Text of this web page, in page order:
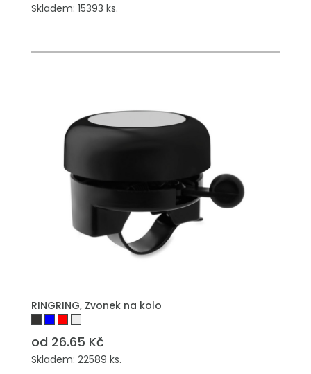
Skladem: 15393 ks.
RINGRING, Zvonek na kolo
od 26.65 Kč
Skladem: 22589 ks.